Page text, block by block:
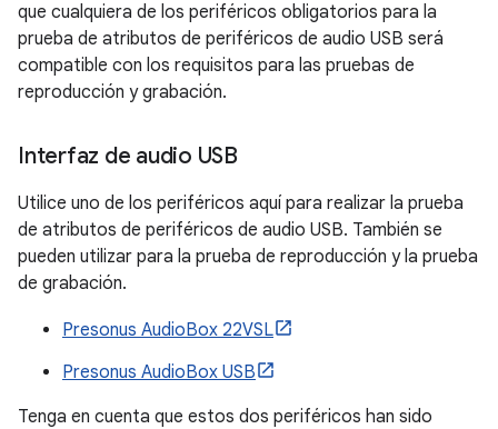
que cualquiera de los periféricos obligatorios para la
prueba de atributos de periféricos de audio USB será
compatible con los requisitos para las pruebas de
reproducción y grabación.
Interfaz de audio USB
Utilice uno de los periféricos aquí para realizar la prueba
de atributos de periféricos de audio USB. También se
pueden utilizar para la prueba de reproducción y la prueba
de grabación.
Presonus AudioBox 22VSL
Presonus AudioBox USB
Tenga en cuenta que estos dos periféricos han sido